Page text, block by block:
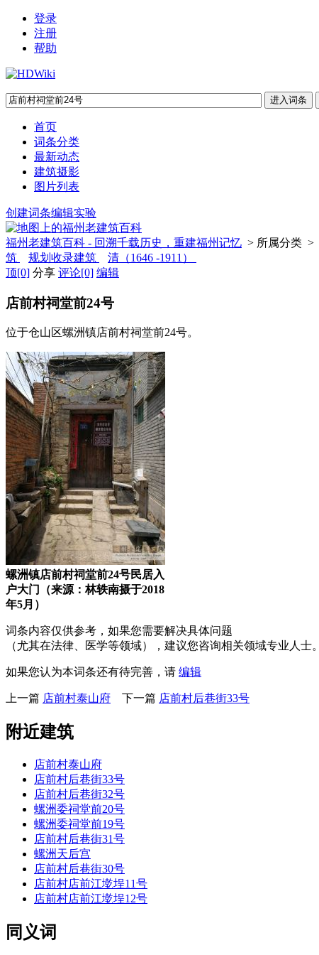
登录
注册
帮助
首页
词条分类
最新动态
建筑摄影
图片列表
创建词条编辑实验
福州老建筑百科 - 回溯千载历史，重建福州记忆 > 所属分类 >
筑
规划收录建筑
清（1646 -1911）
顶[0] 分享 评论[0] 编辑
店前村祠堂前24号
位于仓山区螺洲镇店前村祠堂前24号。
螺洲镇店前村祠堂前24号民居入
户大门（来源：林轶南摄于2018
年5月）
词条内容仅供参考，如果您需要解决具体问题
（尤其在法律、医学等领域），建议您咨询相关领域专业人士。
如果您认为本词条还有待完善，请 编辑
上一篇 店前村泰山府 下一篇 店前村后巷街33号
附近建筑
店前村泰山府
店前村后巷街33号
店前村后巷街32号
螺洲委祠堂前20号
螺洲委祠堂前19号
店前村后巷街31号
螺洲天后宫
店前村后巷街30号
店前村店前江墘埕11号
店前村店前江墘埕12号
同义词